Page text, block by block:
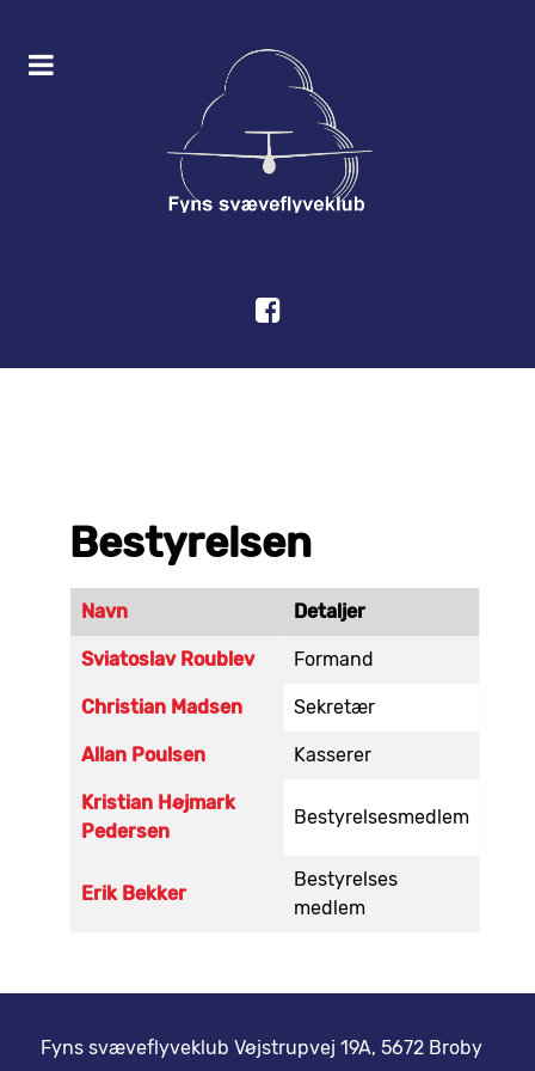
Bestyrelsen
Kontakter,
Navn Detaljer
Sviatoslav Roublev Formand
Christian Madsen Sekretær
Allan Poulsen Kasserer
Kristian Højmark
Pedersen
Bestyrelsesmedlem
Erik Bekker
Bestyrelses
medlem
Fyns svæveflyveklub Vøjstrupvej 19A, 5672 Broby